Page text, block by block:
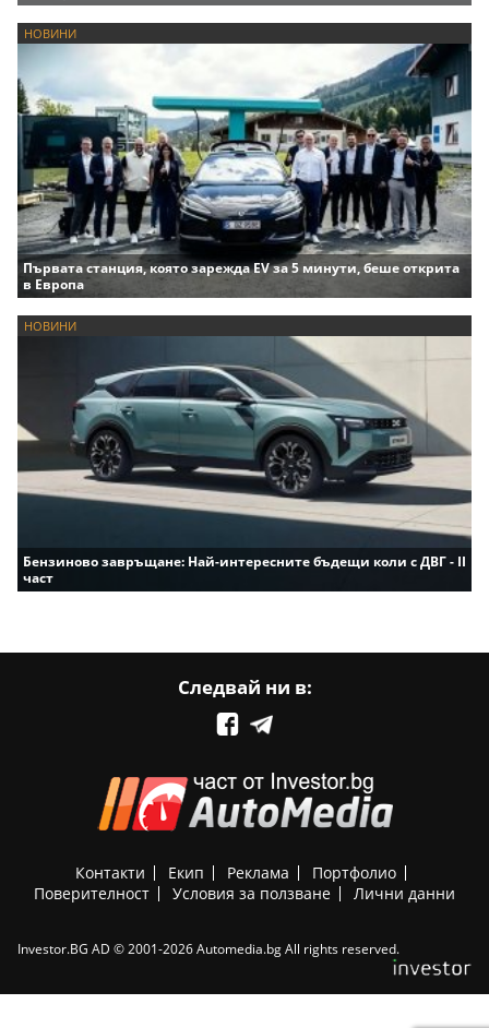
НОВИНИ
Първата станция, която зарежда EV за 5 минути, беше открита
в Европа
НОВИНИ
Бензиново завръщане: Най-интересните бъдещи коли с ДВГ - II
част
Следвай ни в:
Контакти Екип Реклама
Портфолио
Поверителност
Условия за ползване Лични данни
Investor.BG AD © 2001-2026 Automedia.bg All rights reserved.